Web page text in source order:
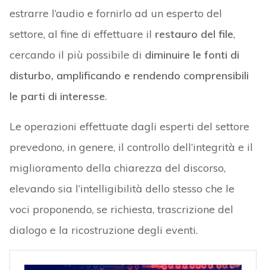
estrarre l’audio e fornirlo ad un esperto del
settore, al fine di effettuare il restauro del file,
cercando il più possibile di diminuire le fonti di
disturbo, amplificando e rendendo comprensibili
le parti di interesse.
Le operazioni effettuate dagli esperti del settore
prevedono, in genere, il controllo dell’integrità e il
miglioramento della chiarezza del discorso,
elevando sia l’intelligibilità dello stesso che le
voci proponendo, se richiesta, trascrizione del
dialogo e la ricostruzione degli eventi.